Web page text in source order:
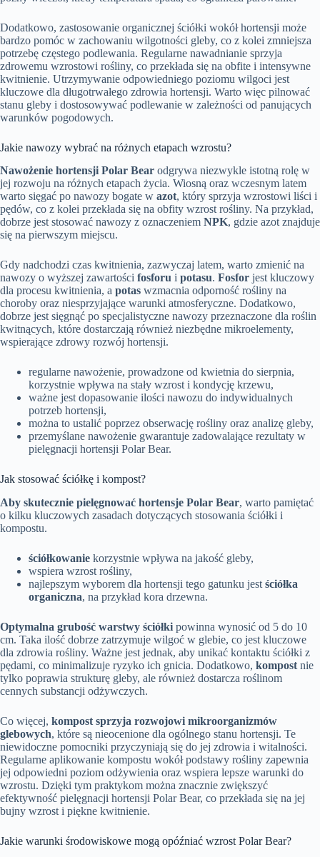
Dodatkowo, zastosowanie organicznej ściółki wokół hortensji może
bardzo pomóc w zachowaniu wilgotności gleby, co z kolei zmniejsza
potrzebę częstego podlewania. Regularne nawadnianie sprzyja
zdrowemu wzrostowi rośliny, co przekłada się na obfite i intensywne
kwitnienie. Utrzymywanie odpowiedniego poziomu wilgoci jest
kluczowe dla długotrwałego zdrowia hortensji. Warto więc pilnować
stanu gleby i dostosowywać podlewanie w zależności od panujących
warunków pogodowych.
Jakie nawozy wybrać na różnych etapach wzrostu?
Nawożenie hortensji Polar Bear odgrywa niezwykle istotną rolę w
jej rozwoju na różnych etapach życia. Wiosną oraz wczesnym latem
warto sięgać po nawozy bogate w azot, który sprzyja wzrostowi liści i
pędów, co z kolei przekłada się na obfity wzrost rośliny. Na przykład,
dobrze jest stosować nawozy z oznaczeniem NPK, gdzie azot znajduje
się na pierwszym miejscu.
Gdy nadchodzi czas kwitnienia, zazwyczaj latem, warto zmienić na
nawozy o wyższej zawartości fosforu i potasu. Fosfor jest kluczowy
dla procesu kwitnienia, a potas wzmacnia odporność rośliny na
choroby oraz niesprzyjające warunki atmosferyczne. Dodatkowo,
dobrze jest sięgnąć po specjalistyczne nawozy przeznaczone dla roślin
kwitnących, które dostarczają również niezbędne mikroelementy,
wspierające zdrowy rozwój hortensji.
regularne nawożenie, prowadzone od kwietnia do sierpnia,
korzystnie wpływa na stały wzrost i kondycję krzewu,
ważne jest dopasowanie ilości nawozu do indywidualnych
potrzeb hortensji,
można to ustalić poprzez obserwację rośliny oraz analizę gleby,
przemyślane nawożenie gwarantuje zadowalające rezultaty w
pielęgnacji hortensji Polar Bear.
Jak stosować ściółkę i kompost?
Aby skutecznie pielęgnować hortensje Polar Bear, warto pamiętać
o kilku kluczowych zasadach dotyczących stosowania ściółki i
kompostu.
ściółkowanie korzystnie wpływa na jakość gleby,
wspiera wzrost rośliny,
najlepszym wyborem dla hortensji tego gatunku jest ściółka
organiczna, na przykład kora drzewna.
Optymalna grubość warstwy ściółki powinna wynosić od 5 do 10
cm. Taka ilość dobrze zatrzymuje wilgoć w glebie, co jest kluczowe
dla zdrowia rośliny. Ważne jest jednak, aby unikać kontaktu ściółki z
pędami, co minimalizuje ryzyko ich gnicia. Dodatkowo, kompost nie
tylko poprawia strukturę gleby, ale również dostarcza roślinom
cennych substancji odżywczych.
Co więcej, kompost sprzyja rozwojowi mikroorganizmów
glebowych, które są nieocenione dla ogólnego stanu hortensji. Te
niewidoczne pomocniki przyczyniają się do jej zdrowia i witalności.
Regularne aplikowanie kompostu wokół podstawy rośliny zapewnia
jej odpowiedni poziom odżywienia oraz wspiera lepsze warunki do
wzrostu. Dzięki tym praktykom można znacznie zwiększyć
efektywność pielęgnacji hortensji Polar Bear, co przekłada się na jej
bujny wzrost i piękne kwitnienie.
Jakie warunki środowiskowe mogą opóźniać wzrost Polar Bear?